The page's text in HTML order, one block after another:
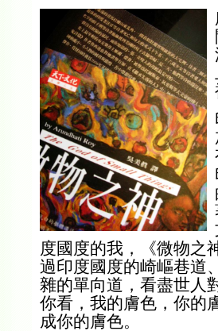
度國度的我，《微物之
過印度國度的崎嶇巷道
雜的單向道，看盡世人
你看，我的膚色，你的
成你的膚色。